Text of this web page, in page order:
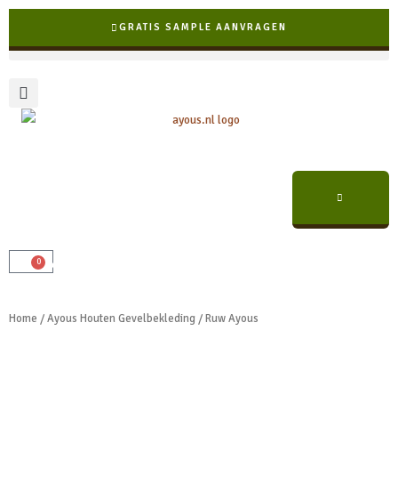
Ga
de
GRATIS SAMPLE AANVRAGEN
0
Winkelwagen
✓ Snelle levering binnen NL & BE
✓ Veilig online bestellen &
Home /Ayous Houten Gevelbekleding / Ruw Ayous